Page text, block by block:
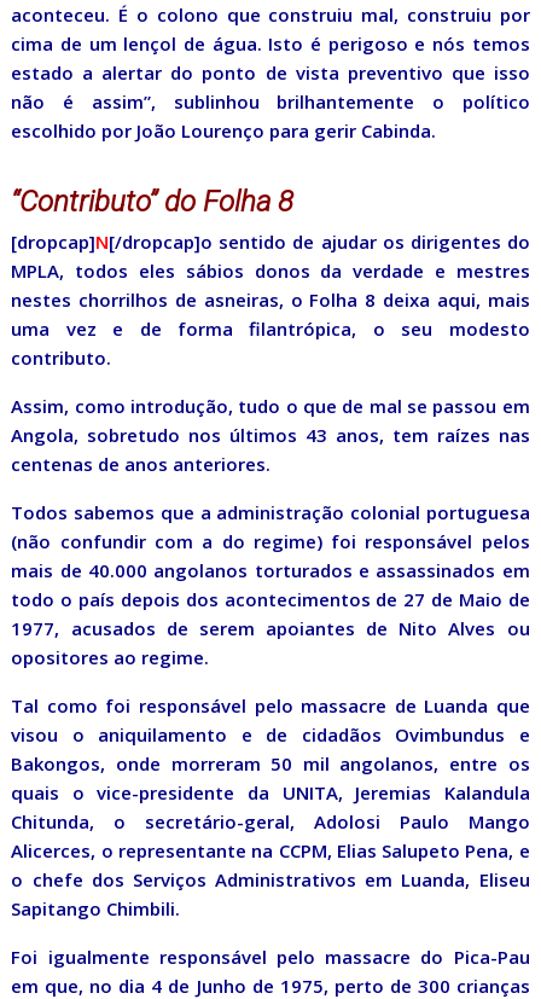
aconteceu. É o colono que construiu mal, construiu por
cima de um lençol de água. Isto é perigoso e nós temos
estado a alertar do ponto de vista preventivo que isso
não é assim”, sublinhou brilhantemente o político
escolhido por João Lourenço para gerir Cabinda.
“Contributo” do Folha 8
[dropcap]N[/dropcap]o sentido de ajudar os dirigentes do
MPLA, todos eles sábios donos da verdade e mestres
nestes chorrilhos de asneiras, o Folha 8 deixa aqui, mais
uma vez e de forma filantrópica, o seu modesto
contributo.
Assim, como introdução, tudo o que de mal se passou em
Angola, sobretudo nos últimos 43 anos, tem raízes nas
centenas de anos anteriores.
Todos sabemos que a administração colonial portuguesa
(não confundir com a do regime) foi responsável pelos
mais de 40.000 angolanos torturados e assassinados em
todo o país depois dos acontecimentos de 27 de Maio de
1977, acusados de serem apoiantes de Nito Alves ou
opositores ao regime.
Tal como foi responsável pelo massacre de Luanda que
visou o aniquilamento e de cidadãos Ovimbundus e
Bakongos, onde morreram 50 mil angolanos, entre os
quais o vice-presidente da UNITA, Jeremias Kalandula
Chitunda, o secretário-geral, Adolosi Paulo Mango
Alicerces, o representante na CCPM, Elias Salupeto Pena, e
o chefe dos Serviços Administrativos em Luanda, Eliseu
Sapitango Chimbili.
Foi igualmente responsável pelo massacre do Pica-Pau
em que, no dia 4 de Junho de 1975, perto de 300 crianças